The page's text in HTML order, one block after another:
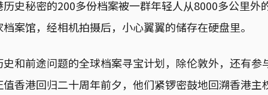
史秘密的200多份档案被一群年轻人从8000多公里外
案馆，经相机拍摄后，小心翼翼的储存在硬盘里。
和前途问题的全球档案寻宝计划，除伦敦外，还有参
香港回归二十周年前夕，他们紧锣密鼓地回溯香港主